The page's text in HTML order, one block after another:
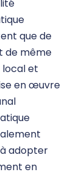
que de
de même
local et
en œuvre
adopter
en